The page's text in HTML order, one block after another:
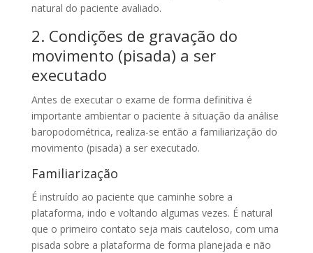
natural do paciente avaliado.
2. Condições de gravação do
movimento (pisada) a ser
executado
Antes de executar o exame de forma definitiva é
importante ambientar o paciente à situação da análise
baropodométrica, realiza-se então a familiarização do
movimento (pisada) a ser executado.
Familiarização
É instruído ao paciente que caminhe sobre a
plataforma, indo e voltando algumas vezes. É natural
que o primeiro contato seja mais cauteloso, com uma
pisada sobre a plataforma de forma planejada e não